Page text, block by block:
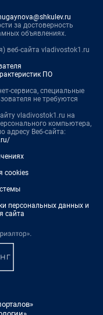
за достоверность
объявлениях.
веб-сайта vladivostok1.ru
ПО
сервиса, специальные
не требуются
vladivostok1.ru на
компьютера,
адресу Веб-сайта:
cookies
персональных данных и
сайта